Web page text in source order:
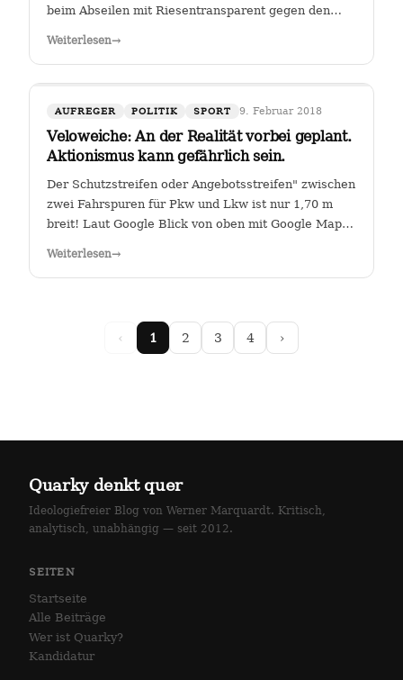
beim Abseilen mit Riesentransparent gegen den
Weiterlesen→
AUFREGER POLITIK SPORT 9. Februar 2018
Veloweiche: An der Realität vorbei geplant.
Aktionismus kann gefährlich sein.
Der Schutzstreifen oder Angebotsstreifen" zwischen
zwei Fahrspuren für Pkw und Lkw ist nur 1,70 m
breit! Laut Google Blick von oben mit Google Maps
Weiterlesen→
‹ 1 2 3 4 ›
Quarky denkt quer
Ideologiefreier Blog von Werner Marquardt. Kritisch,
analytisch, unabhängig — seit 2012.
SEITEN
Startseite
Alle Beiträge
Wer ist Quarky?
Kandidatur